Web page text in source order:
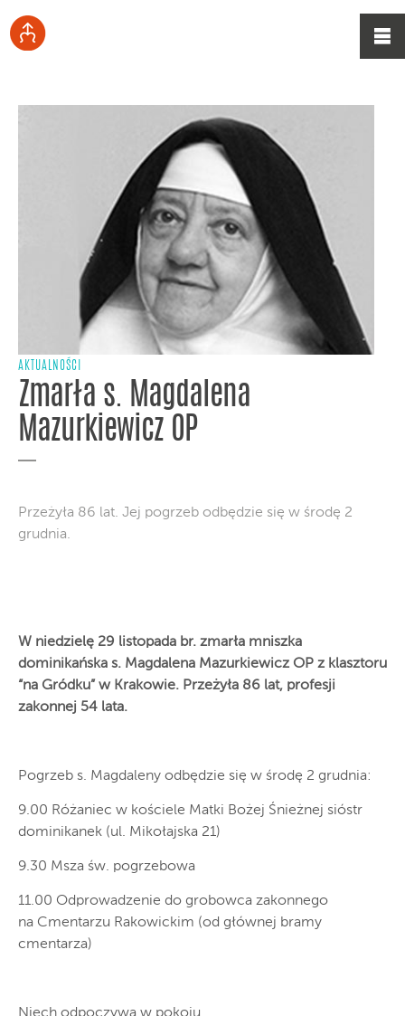
AKTUALNOŚCI
Zmarła s. Magdalena
Mazurkiewicz OP
Przeżyła 86 lat. Jej pogrzeb odbędzie się w środę 2
grudnia.
W niedzielę 29 listopada br. zmarła mniszka
dominikańska s. Magdalena Mazurkiewicz OP z klasztoru
“na Gródku” w Krakowie. Przeżyła 86 lat, profesji
zakonnej 54 lata.
Pogrzeb s. Magdaleny odbędzie się w środę 2 grudnia:
9.00 Różaniec w kościele Matki Bożej Śnieżnej sióstr
dominikanek (ul. Mikołajska 21)
9.30 Msza św. pogrzebowa
11.00 Odprowadzenie do grobowca zakonnego
na Cmentarzu Rakowickim (od głównej bramy
cmentarza)